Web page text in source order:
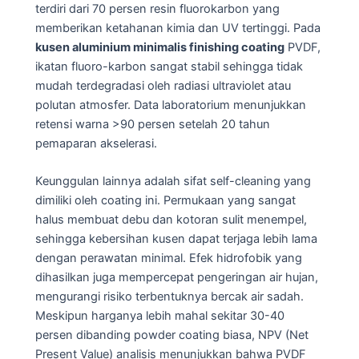
terdiri dari 70 persen resin fluorokarbon yang
memberikan ketahanan kimia dan UV tertinggi. Pada
kusen aluminium minimalis finishing coating PVDF,
ikatan fluoro-karbon sangat stabil sehingga tidak
mudah terdegradasi oleh radiasi ultraviolet atau
polutan atmosfer. Data laboratorium menunjukkan
retensi warna >90 persen setelah 20 tahun
pemaparan akselerasi.
Keunggulan lainnya adalah sifat self-cleaning yang
dimiliki oleh coating ini. Permukaan yang sangat
halus membuat debu dan kotoran sulit menempel,
sehingga kebersihan kusen dapat terjaga lebih lama
dengan perawatan minimal. Efek hidrofobik yang
dihasilkan juga mempercepat pengeringan air hujan,
mengurangi risiko terbentuknya bercak air sadah.
Meskipun harganya lebih mahal sekitar 30-40
persen dibanding powder coating biasa, NPV (Net
Present Value) analisis menunjukkan bahwa PVDF